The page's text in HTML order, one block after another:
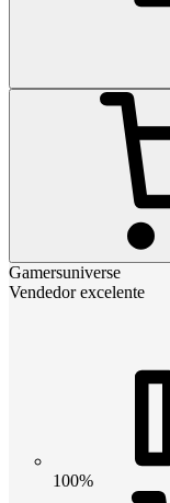
Gamersuniverse
Vendedor excelente
100%